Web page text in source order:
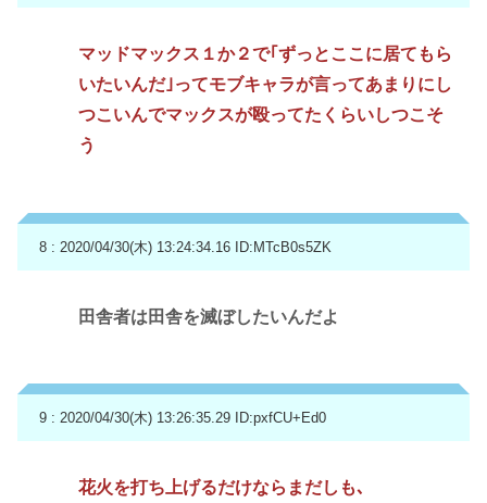
マッドマックス１か２で｢ずっとここに居てもら
いたいんだ｣ってモブキャラが言ってあまりにし
つこいんでマックスが殴ってたくらいしつこそ
う
8 : 2020/04/30(木) 13:24:34.16 ID:MTcB0s5ZK
田舎者は田舎を滅ぼしたいんだよ
9 : 2020/04/30(木) 13:26:35.29 ID:pxfCU+Ed0
花火を打ち上げるだけならまだしも､